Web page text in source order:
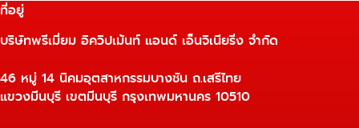
ที่อยู่
บริษัทพรีเมี่ยม อิควิปเม้นท์ แอนด์ เอ็นจิเนียริ่ง จำกัด
46 หมู่ 14 นิคมอุตสาหกรรมบางชัน ถ.เสรีไทย
แขวงมีนบุรี เขตมีนบุรี กรุงเทพมหานคร 10510